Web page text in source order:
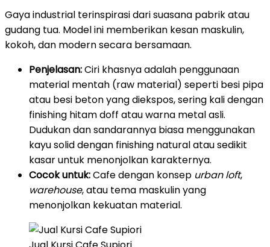
Gaya industrial terinspirasi dari suasana pabrik atau
gudang tua. Model ini memberikan kesan maskulin,
kokoh, dan modern secara bersamaan.
Penjelasan:Ciri khasnya adalah penggunaan
material mentah (raw material) seperti besi pipa
atau besi beton yang diekspos, sering kali dengan
finishing hitam doff atau warna metal asli.
Dudukan dan sandarannya biasa menggunakan
kayu solid dengan finishing natural atau sedikit
kasar untuk menonjolkan karakternya.
Cocok untuk:Cafe dengan konsep urban loft,
warehouse, atau tema maskulin yang
menonjolkan kekuatan material.